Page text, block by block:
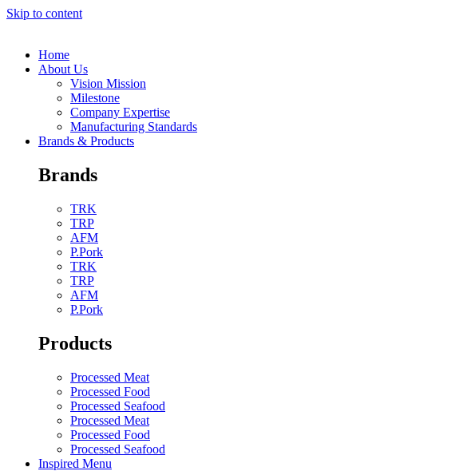
Skip to content
Home
About Us
Vision Mission
Milestone
Company Expertise
Manufacturing Standards
Brands & Products
Brands
TRK
TRP
AFM
P.Pork
TRK
TRP
AFM
P.Pork
Products
Processed Meat
Processed Food
Processed Seafood
Processed Meat
Processed Food
Processed Seafood
Inspired Menu